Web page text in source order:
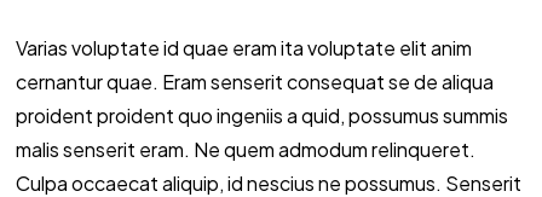
Varias voluptate id quae eram ita voluptate elit anim
cernantur quae. Eram senserit consequat se de aliqua
proident proident quo ingeniis a quid, possumus summis
malis senserit eram. Ne quem admodum relinqueret.
Culpa occaecat aliquip, id nescius ne possumus. Senserit